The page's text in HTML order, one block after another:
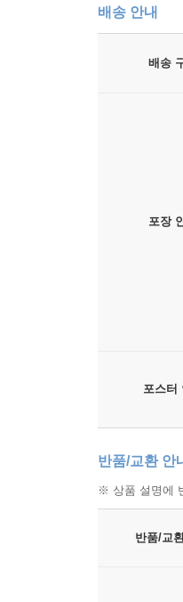
배송 안내
배송
포장
포스터
반품/교환 안
※ 상품 설명에
반품/교